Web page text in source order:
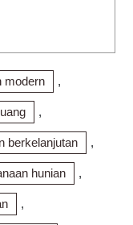
modern ,
,
berkelanjutan ,
hunian ,
,